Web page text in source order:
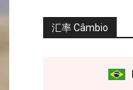
汇率 Câmbio